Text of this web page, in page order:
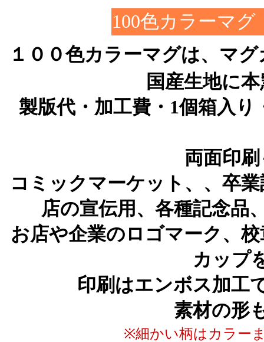
100色カラー
１００色カラーマグは、マ
国産生地に
製版代・加工費・1個箱入
両面印
コミックマーケット、、卒
店の宣伝用、各種記念品
お店や企業のロゴマーク、
カップ
印刷はエンボス加工
素材の形
※細かい柄はカラー